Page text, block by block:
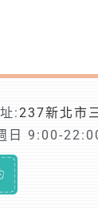
:237新北市
日 9:00-